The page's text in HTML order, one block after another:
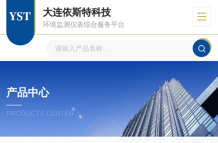
大连依斯特科技
环境监测仪表综合服务平台
产品中心
PRODUCTS CENTER